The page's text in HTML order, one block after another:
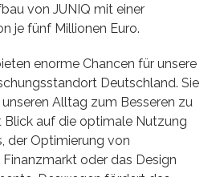
von JUNIQ mit einer
je fünf Millionen Euro.
enorme Chancen für unsere
Deutschland. Sie
Alltag zum Besseren zu
Blick auf die optimale Nutzung
der Optimierung von
oder das Design